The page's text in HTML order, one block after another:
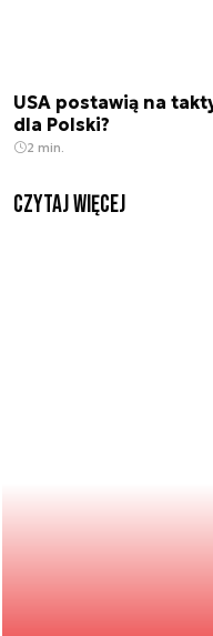
USA postawią na
dla Polski?
2 min.
czytaj więcej